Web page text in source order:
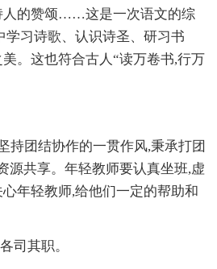
人的赞颂……这是一次语文的综
学习诗歌、认识诗圣、研习书
。这也符合古人“读万卷书,行万
持团结协作的一贯作风,秉承打团
源共享。年轻教师要认真坐班,虚
年轻教师,给他们一定的帮助和
司其职。